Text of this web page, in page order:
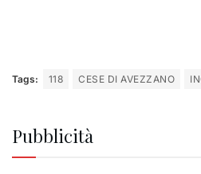
Tags: 118 CESE DI AVEZZANO
Pubblicità